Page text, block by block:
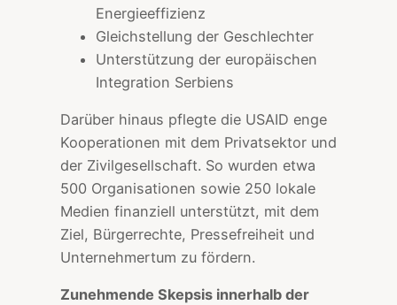
Energieeffizienz
Gleichstellung der Geschlechter
Unterstützung der europäischen
Integration Serbiens
Darüber hinaus pflegte die USAID enge
Kooperationen mit dem Privatsektor und
der Zivilgesellschaft. So wurden etwa
500 Organisationen sowie 250 lokale
Medien finanziell unterstützt, mit dem
Ziel, Bürgerrechte, Pressefreiheit und
Unternehmertum zu fördern.
Zunehmende Skepsis innerhalb der